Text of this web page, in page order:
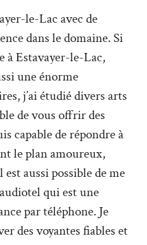
le-Lac avec de
dans le domaine. Si
à Estavayer-le-Lac,
une énorme
j’ai étudié divers arts
de vous offrir des
capable de répondre à
le plan amoureux,
aussi possible de me
qui est une
par téléphone. Je
des voyantes fiables et